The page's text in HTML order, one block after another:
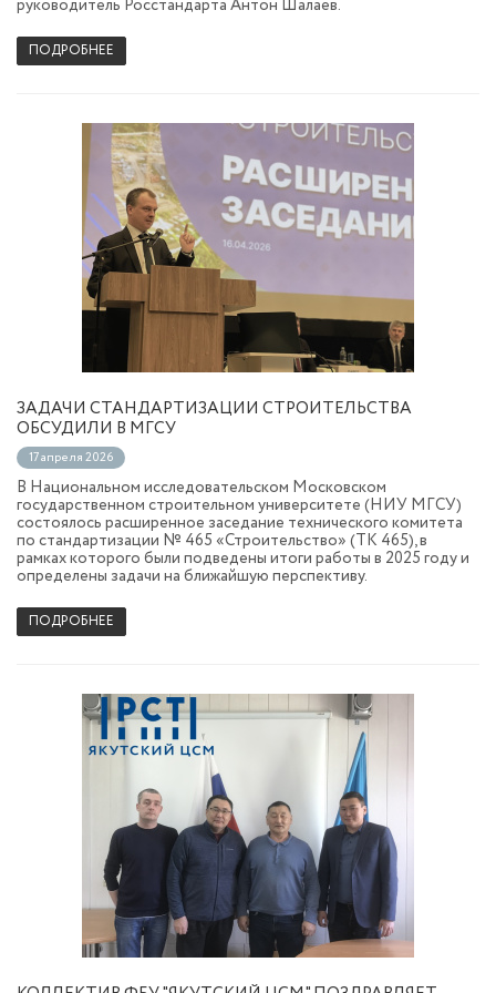
руководитель Росстандарта Антон Шалаев.
ПОДРОБНЕЕ
ЗАДАЧИ СТАНДАРТИЗАЦИИ СТРОИТЕЛЬСТВА
ОБСУДИЛИ В МГСУ
17 апреля 2026
В Национальном исследовательском Московском
государственном строительном университете (НИУ МГСУ)
состоялось расширенное заседание технического комитета
по стандартизации № 465 «Строительство» (ТК 465), в
рамках которого были подведены итоги работы в 2025 году и
определены задачи на ближайшую перспективу.
ПОДРОБНЕЕ